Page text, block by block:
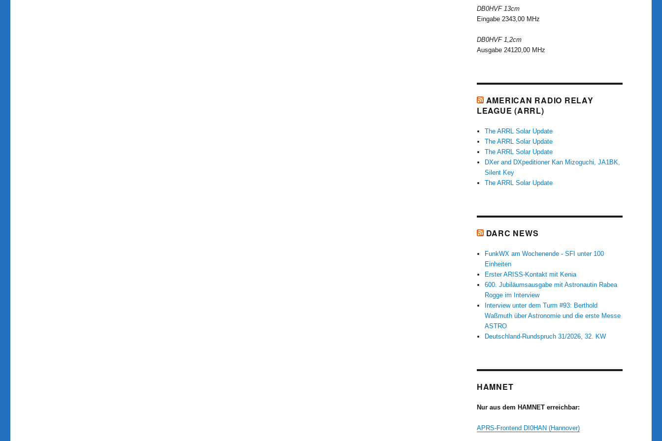
DB0HVF 13cm
Eingabe 2343,00 MHz
DB0HVF 1,2cm
Ausgabe 24120,00 MHz
AMERICAN RADIO RELAY
LEAGUE (ARRL)
The ARRL Solar Update
The ARRL Solar Update
The ARRL Solar Update
DXer and DXpeditioner Kan Mizoguchi, JA1BK,
Silent Key
The ARRL Solar Update
DARC NEWS
FunkWX am Wochenende - SFI unter 100
Einheiten
Erster ARISS-Kontakt mit Kenia
600. Jubiläumsausgabe mit Astronautin Rabea
Rogge im Interview
Interview unter dem Turm #93: Berthold
Waßmuth über Astronomie und die erste Messe
ASTRO
Deutschland-Rundspruch 31/2026, 32. KW
HAMNET
Nur aus dem HAMNET erreichbar:
APRS-Frontend DI0HAN (Hannover)